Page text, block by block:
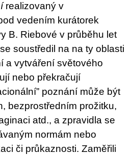
realizovaný v
vedením kurátorek
B. Riebové v průběhu let
soustředil na na ty oblasti
a vytváření světového
nebo překračují
poznání může být
bezprostředním prožitku,
atd., a zpravidla se
normám nebo
či průkaznosti. Zaměřili